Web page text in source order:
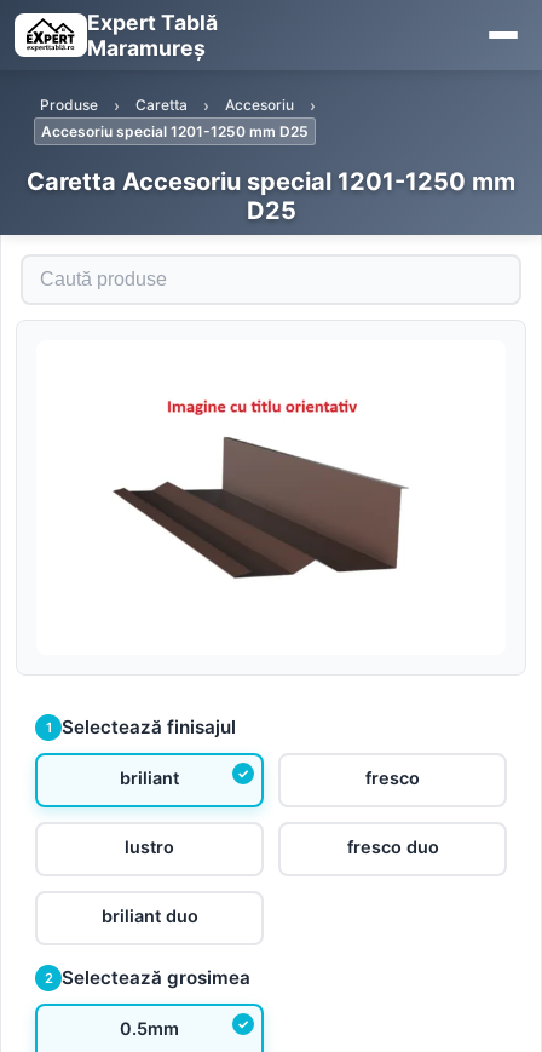
Expert Tablă
Maramureș
Produse Caretta
Accesoriu
Accesoriu special 1201-1250 mm D25
Caretta Accesoriu special 1201-1250 mm
D25
Caută produse
1 Selectează finisajul
briliant fresco
lustro fresco duo
briliant duo
2 Selectează grosimea
0.5mm